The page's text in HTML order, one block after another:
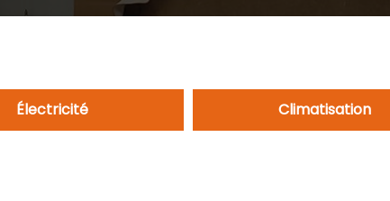
Électricité Climatisation